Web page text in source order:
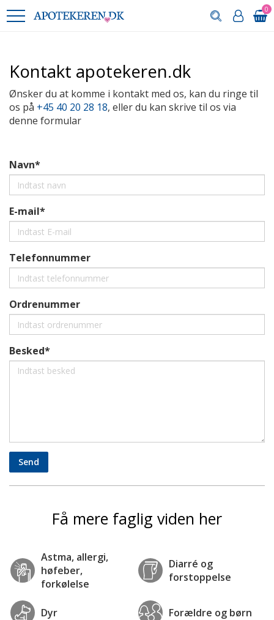
0
Kontakt apotekeren.dk
Ønsker du at komme i kontakt med os, kan du ringe til
os på +45 40 20 28 18, eller du kan skrive til os via
denne formular
Navn*
E-mail*
Telefonnummer
Ordrenummer
Besked*
Send
Få mere faglig viden her
Astma, allergi,
høfeber,
forkølelse
Diarré og
forstoppelse
Dyr Forældre og børn